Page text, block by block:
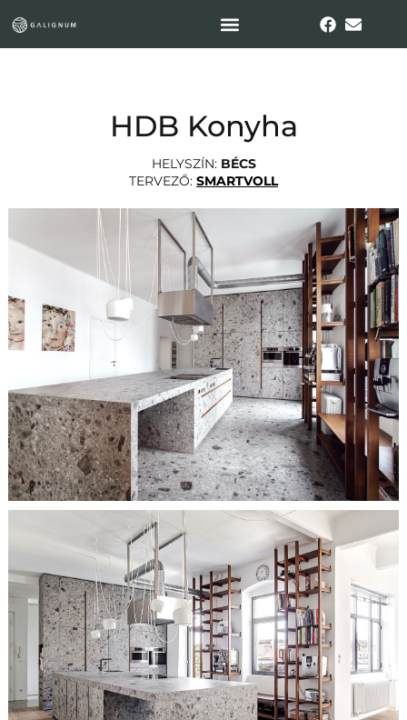
HDB Konyha
HELYSZÍN: BÉCS
TERVEZŐ: SMARTVOLL